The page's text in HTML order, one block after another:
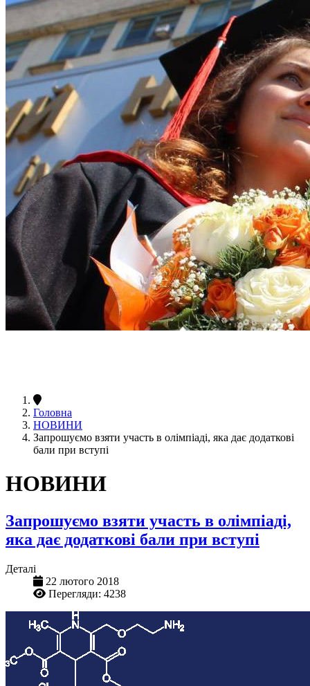
Головна
НОВИНИ
Запрошуємо взяти участь в олімпіаді, яка дає додаткові
бали при вступі
НОВИНИ
Запрошуємо взяти участь в олімпіаді,
яка дає додаткові бали при вступі
Деталі
22 лютого 2018
Перегляди: 4238